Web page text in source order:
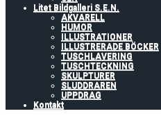
Litet Bildgalleri S.E.N.
AKVARELL
HUMOR
ILLUSTRATIONER
ILLUSTRERADE BÖCKER
TUSCHLAVERING
TUSCHTECKNING
SKULPTURER
SLUDDRAREN
UPPDRAG
Kontakt